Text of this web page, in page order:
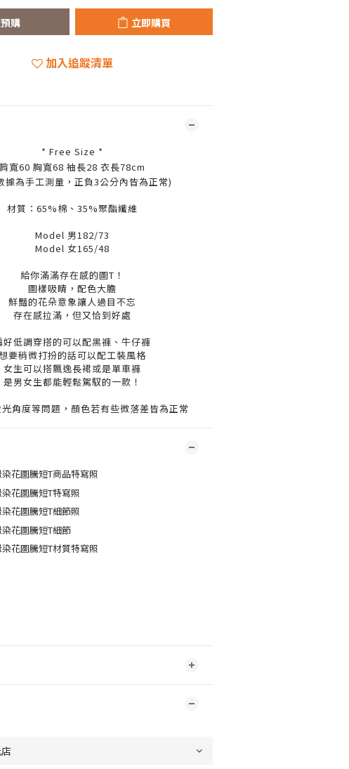
購 立即購買
加入追蹤清單
* Free Size *
肩寬60 胸寬68 袖長28 衣長78cm
據為手工測量，正負3公分內皆為正常)
材質：65%棉、35%聚酯纖維
Model 男182/73
Model 女165/48
給你滿滿存在感的圖T！
圖樣吸睛，配色大膽
鮮豔的花朵意象讓人過目不忘
存在感拉滿，但又恰到好處
好低調穿搭的可以配黑褲、牛仔褲
要稍微打扮的話可以配工裝風格
女生可以搭飄逸長裙或是單車褲
是男女生都能輕鬆駕馭的一款！
角度等問題，顏色若有些微落差皆為正常